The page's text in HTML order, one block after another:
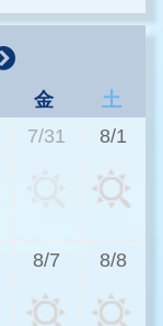
金
土
7/31 8/1
8/7 8/8